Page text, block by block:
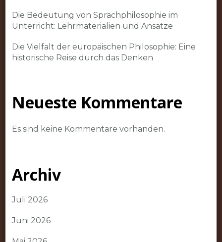
Die Bedeutung von Sprachphilosophie im
Unterricht: Lehrmaterialien und Ansätze
Die Vielfalt der europäischen Philosophie: Eine
historische Reise durch das Denken
Neueste Kommentare
Es sind keine Kommentare vorhanden.
Archiv
Juli 2026
Juni 2026